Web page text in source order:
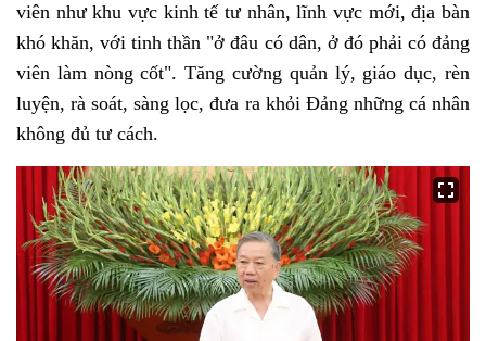
viên như khu vực kinh tế tư nhân, lĩnh vực mới, địa bàn
khó khăn, với tinh thần "ở đâu có dân, ở đó phải có đảng
viên làm nòng cốt". Tăng cường quản lý, giáo dục, rèn
luyện, rà soát, sàng lọc, đưa ra khỏi Đảng những cá nhân
không đủ tư cách.